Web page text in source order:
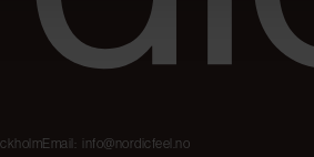
Email: info@nordicfeel.no